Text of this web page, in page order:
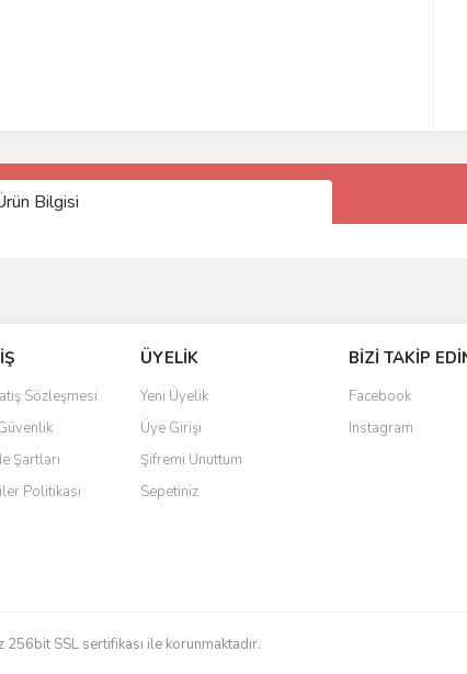
Bilgisi
Sözleşmesi
Şartları
Politikası
ÜYELİK
Yeni Üyelik
Üye Girişi
Şifremi Unuttum
Sepetiniz
BİZİ TAKİP
Facebook
Instagram
256bit SSL sertifikası ile korunmaktadır.